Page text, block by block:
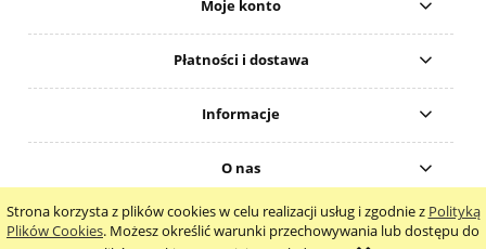
Strona korzysta z plików cookies w celu realizacji usług i zgodnie z Polityką
Plików Cookies. Możesz określić warunki przechowywania lub dostępu do
Moje konto
Płatności i dostawa
Informacje
O nas
pokaż pełną wersję strony